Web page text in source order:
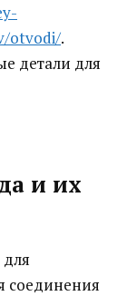
otvodi/.
детали для
и их
соединения